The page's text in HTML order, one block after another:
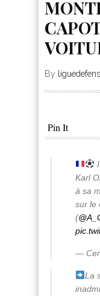
By
Pin It
Karl
à sa
sur le
(
—
La